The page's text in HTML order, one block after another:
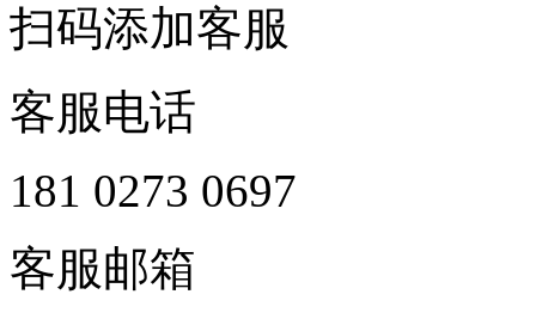
扫码添加客服
客服电话
181 0273 0697
客服邮箱